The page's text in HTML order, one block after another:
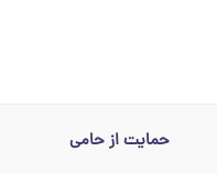
حمایت از حامی